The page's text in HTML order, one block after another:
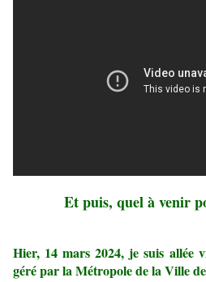
Et puis, quel à venir
Hier, 14 mars 2024, je suis
géré par la Métropole de la Ville